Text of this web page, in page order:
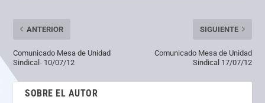
ANTERIOR
Comunicado Mesa de Unidad
Sindical- 10/07/12
SIGUIENTE
Comunicado Mesa de Unidad
Sindical 17/07/12
SOBRE EL AUTOR